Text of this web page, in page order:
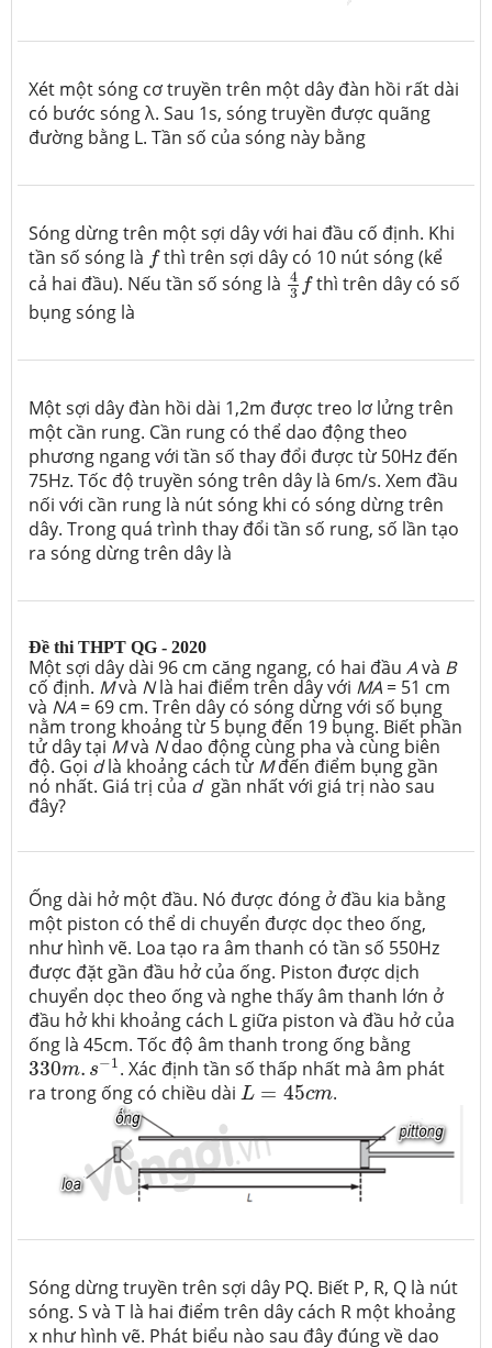
Xét một sóng cơ truyền trên một dây đàn hồi rất dài
có bước sóng λ. Sau 1s, sóng truyền được quãng
đường bằng L. Tần số của sóng này bằng
Sóng dừng trên một sợi dây với hai đầu cố định. Khi
tần số sóng là f
fthì trên sợi dây có 10 nút sóng (kể
cả hai đầu). Nếu tần số sóng là 4
3 f
43fthì trên dây có số
bụng sóng là
Một sợi dây đàn hồi dài 1,2m được treo lơ lửng trên
một cần rung. Cần rung có thể dao động theo
phương ngang với tần số thay đổi được từ 50Hz đến
75Hz. Tốc độ truyền sóng trên dây là 6m/s. Xem đầu
nối với cần rung là nút sóng khi có sóng dừng trên
dây. Trong quá trình thay đổi tần số rung, số lần tạo
ra sóng dừng trên dây là
Đề thi THPT QG - 2020
Một sợi dây dài 96 cm căng ngang, có hai đầu Avà B
cố định. Mvà Nlà hai điểm trên dây với MA = 51 cm
và NA = 69 cm. Trên dây có sóng dừng với số bụng
nằm trong khoảng từ 5 bụng đến 19 bụng. Biết phần
tử dây tại Mvà Ndao động cùng pha và cùng biên
độ. Gọi dlà khoảng cách từ Mđến điểm bụng gần
nó nhất. Giá trị của d gần nhấtvới giá trị nào sau
đây?
Ống dài hở một đầu. Nó được đóng ở đầu kia bằng
một piston có thể di chuyển được dọc theo ống,
như hình vẽ. Loa tạo ra âm thanh có tần số 550Hz
được đặt gần đầu hở của ống. Piston được dịch
chuyển dọc theo ống và nghe thấy âm thanh lớn ở
đầu hở khi khoảng cách L giữa piston và đầu hở của
ống là 45cm. Tốc độ âm thanh trong ống bằng
330m. s−1
330m.s−1. Xác định tần số thấp nhất mà âm phát
ra trong ống có chiều dài L = 45cm
L=45cm .
Sóng dừng truyền trên sợi dây PQ. Biết P, R, Q là nút
sóng. S và T là hai điểm trên dây cách R một khoảng
x như hình vẽ. Phát biểu nào sau đây đúng về dao